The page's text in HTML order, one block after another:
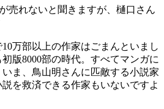
売れないと聞きますが、樋口さん
万部以上の作家はごまんといまし
版8000部の時代。すべてマンガに
ま、鳥山明さんに匹敵する小説家
を救済できる作家もいないですよ